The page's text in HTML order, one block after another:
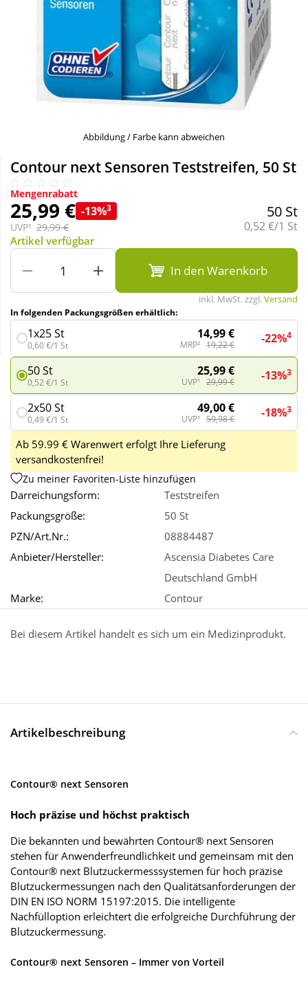
Schnäppchen
Sparsets
Täglich gut versorgt
Körperpflege & Kosmetik
Liebe & Erotik
Mutter & Kind
Nahrungsergänzung
Natur & Homöopathie
Sanitätshaus
Wellness
Abbildung / Farbe kann abweichen
Contour next Sensoren Teststreifen, 50 St
Mengenrabatt
25,99 € -13%3
UVP¹ 29,99 €
50 St
Grundpreis:
0,52 €/1 St
Artikel verfügbar
In den Warenkorb
inkl. MwSt. zzgl.Versand
In folgenden Packungsgrößen erhältlich:
1x25 St
0,60 €/1 St
14,99 €
MRP² 19,22 € -22%4
50 St
0,52 €/1 St
25,99 €
UVP¹ 29,99 € -13%3
2x50 St
0,49 €/1 St
49,00 €
UVP¹ 59,98 € -18%3
Ab 59.99 € Warenwert erfolgt Ihre Lieferung
versandkostenfrei!
Zu meiner Favoriten-Liste hinzufügen
Darreichungsform:
Teststreifen
Packungsgröße:
50 St
PZN/Art.Nr.:
08884487
Anbieter/Hersteller:
Ascensia Diabetes Care
Deutschland GmbH
Marke:
Contour
Bei diesem Artikel handelt es sich um ein Medizinprodukt.
Artikelbeschreibung
Contour® next Sensoren
Hoch präzise und höchst praktisch
Die bekannten und bewährten Contour® next Sensoren
stehen für Anwenderfreundlichkeit und gemeinsam mit den
Contour® next Blutzuckermesssystemen für hoch präzise
Blutzuckermessungen nach den Qualitätsanforderungen der
DIN EN ISO NORM 15197:2015. Die intelligente
Nachfülloption erleichtert die erfolgreiche Durchführung der
Blutzuckermessung.
Contour® next Sensoren – Immer von Vorteil